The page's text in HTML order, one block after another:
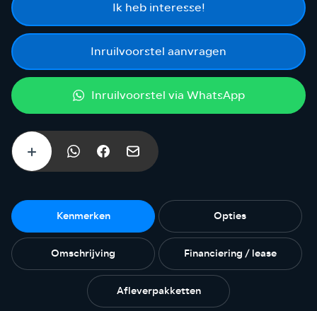
Ik heb interesse!
Inruilvoorstel aanvragen
Inruilvoorstel via WhatsApp
Kenmerken Opties
Omschrijving Financiering / lease
Afleverpakketten